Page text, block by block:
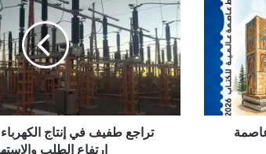
في
إنتاج
الكهرباء
بالمغرب
مع
ارتفاع
الطلب
والاستهلاكتراجع طفيف في إنتاج
ارتفاع الطلب